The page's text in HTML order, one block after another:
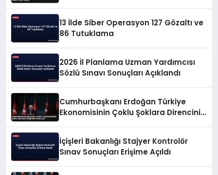
13 İlde Siber Operasyon 127 Gözaltı ve
86 Tutuklama
2026 İl Planlama Uzman Yardımcısı
Sözlü Sınavı Sonuçları Açıklandı
Cumhurbaşkanı Erdoğan Türkiye
Ekonomisinin Çoklu Şoklara Direncini
İçişleri Bakanlığı Stajyer Kontrolör
Sınav Sonuçları Erişime Açıldı